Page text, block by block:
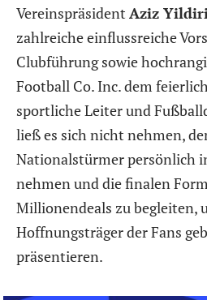
Vereinspräsident Aziz
zahlreiche einflussreiche
Clubführung sowie
Football Co. Inc. dem
sportliche Leiter und
ließ es sich nicht nehmen,
Nationalstürmer persönlich
nehmen und die finalen
Millionendeals zu begleiten,
Hoffnungsträger der Fans
präsentieren.